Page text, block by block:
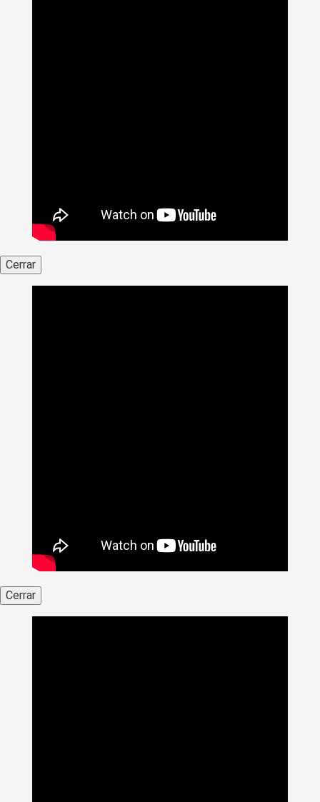
Cerrar
Cerrar